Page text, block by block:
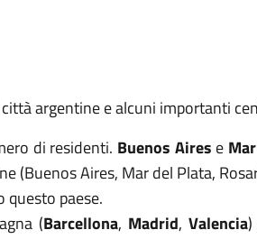
argentine e alcuni importanti
di residenti. Buenos Aires e
(Buenos Aires, Mar del Plata,
questo paese.
(Barcellona, Madrid, Valencia